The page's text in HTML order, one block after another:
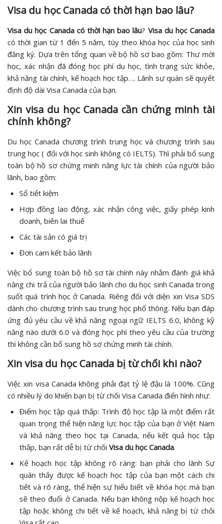
Visa du học Canada có thời hạn bao lâu?
Visa du học Canada có thời hạn bao lâu? Visa du học Canada
có thời gian từ 1 đến 5 năm, tùy theo khóa học của học sinh
đăng ký. Dựa trên tổng quan về bộ hồ sơ bao gồm: Thư mời
học, xác nhận đã đóng học phí du học, tình trạng sức khỏe,
khả năng tài chính, kế hoạch học tập…. Lãnh sự quán sẽ quyết
định độ dài Visa Canada của bạn.
Xin visa du học Canada cần chứng minh tài
chính không?
Du học Canada chương trình trung học và chương trình sau
trung học ( đối với học sinh không có IELTS). Thì phải bổ sung
toàn bộ hồ sơ chứng minh năng lực tài chính của người bảo
lãnh, bao gồm:
Sổ tiết kiệm
Hợp đồng lao động, xác nhận công việc, giấy phép kinh
doanh, biên lai thuế
Các tài sản có giá trị
Đơn cam kết bảo lãnh
Việc bổ sung toàn bộ hồ sơ tài chính này nhằm đánh giá khả
năng chi trả của người bảo lãnh cho du học sinh Canada trong
suốt quá trình học ở Canada. Riêng đối với diện xin Visa SDS
dành cho chương trình sau trung học phổ thông. Nếu bạn đáp
ứng đủ yêu cầu về khả năng ngoại ngữ IELTS 6.0, không kỹ
năng nào dưới 6.0 và đóng học phí theo yêu cầu của trường
thì không cần bổ sung hồ sơ chứng minh tài chính.
Xin visa du học Canada bị từ chối khi nào?
Việc xin visa Canada không phải đạt tỷ lệ đậu là 100%. Cũng
có nhiều lý do khiến bạn bị từ chối Visa Canada điển hình như:
Điểm học tập quá thấp: Trình độ học tập là một điểm rất
quan trọng thể hiện năng lực học tập của bạn ở Việt Nam
và khả năng theo học tại Canada, nếu kết quả học tập
thấp, bạn rất dễ bị từ chối Visa du học Canada.
Kế hoạch học tập không rõ ràng: bạn phải cho lãnh Sự
quán thấy được kế hoạch học tập của bạn một cách chi
tiết và rõ ràng, thể hiện sự hiểu biết về khóa học mà bạn
sẽ theo đuổi ở Canada. Nếu bạn không nộp kế hoạch học
tập hoặc không chi tiết về kế hoạch, khả năng bị từ chối